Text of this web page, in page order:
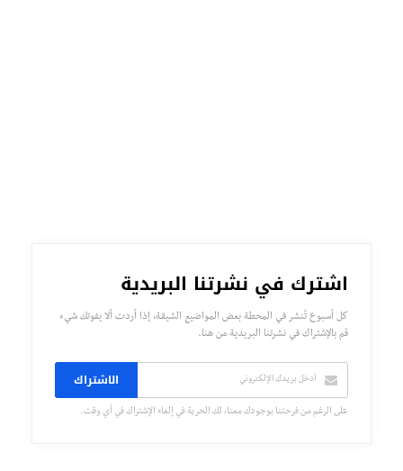
اشترك في نشرتنا البريدية
كل أسبوع تُنشر في المحطة بعض المواضيع الشيقة، إذا أردت ألا يفوتك شيء
قم بالإشتراك في نشرتنا البريدية من هنا.
الاشتراك
على الرغم من فرحتنا بوجودك معنا، لك الحرية في إلغاء الإشتراك في أي وقت.